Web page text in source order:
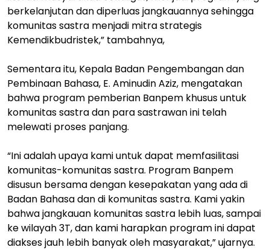
berkelanjutan dan diperluas jangkauannya sehingga
komunitas sastra menjadi mitra strategis
Kemendikbudristek,” tambahnya,
Sementara itu, Kepala Badan Pengembangan dan
Pembinaan Bahasa, E. Aminudin Aziz, mengatakan
bahwa program pemberian Banpem khusus untuk
komunitas sastra dan para sastrawan ini telah
melewati proses panjang.
“Ini adalah upaya kami untuk dapat memfasilitasi
komunitas-komunitas sastra. Program Banpem
disusun bersama dengan kesepakatan yang ada di
Badan Bahasa dan di komunitas sastra. Kami yakin
bahwa jangkauan komunitas sastra lebih luas, sampai
ke wilayah 3T, dan kami harapkan program ini dapat
diakses jauh lebih banyak oleh masyarakat,” ujarnya.